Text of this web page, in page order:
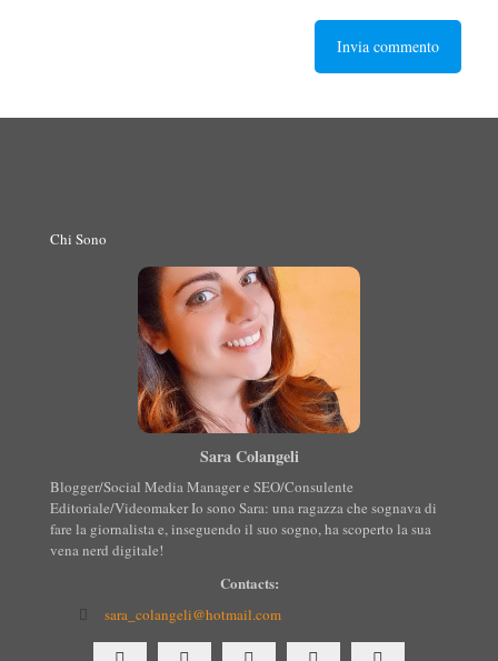
Chi Sono
Sara Colangeli
Blogger/Social Media Manager e SEO/Consulente
Editoriale/Videomaker Io sono Sara: una ragazza che sognava di
fare la giornalista e, inseguendo il suo sogno, ha scoperto la sua
vena nerd digitale!
Contacts:
sara_colangeli@hotmail.com